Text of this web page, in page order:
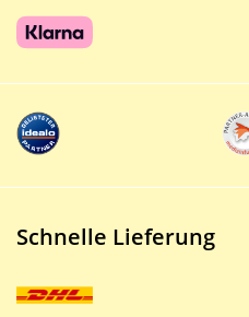
Schnelle Lieferung